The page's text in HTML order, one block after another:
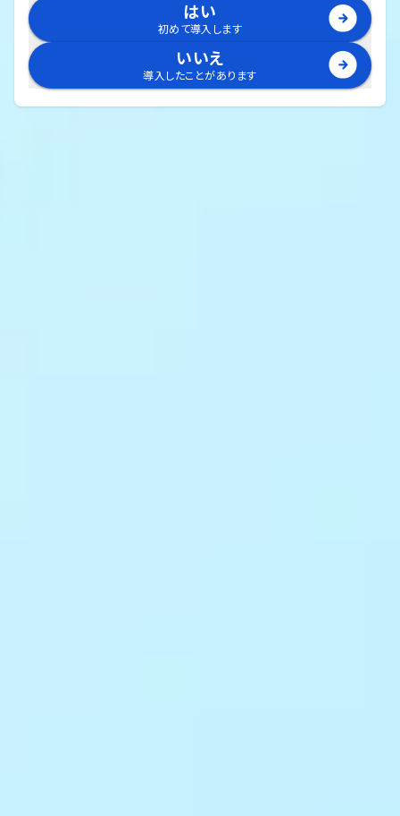
はい
初めて導入します
いいえ
導入したことがあります